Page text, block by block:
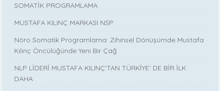
SOMATİK PROGRAMLAMA
MUSTAFA KILINÇ MARKASI NSP
Nöro Somatik Programlama: Zihinsel Dönüşümde Mustafa
Kılınç Öncülüğünde Yeni Bir Çağ
NLP LİDERİ MUSTAFA KILINÇ'TAN TÜRKİYE' DE BİR İLK
DAHA